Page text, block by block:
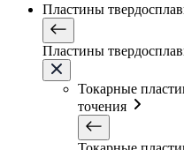
Пластины
Пластины
Токарные
точения